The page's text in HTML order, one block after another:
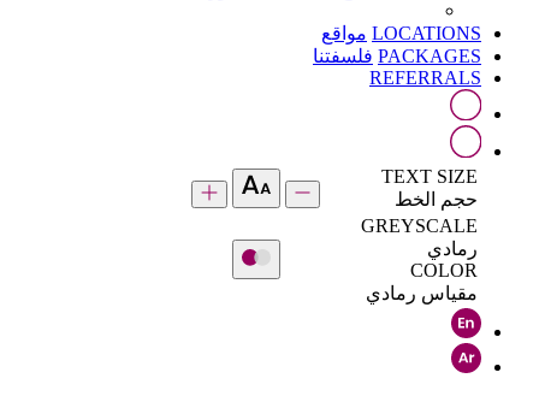
LOCATIONS مواقع
PACKAGES فلسفتنا
REFERRALS
TEXT SIZE
حجم الخط
GREYSCALE
رمادي
COLOR
مقياس رمادي